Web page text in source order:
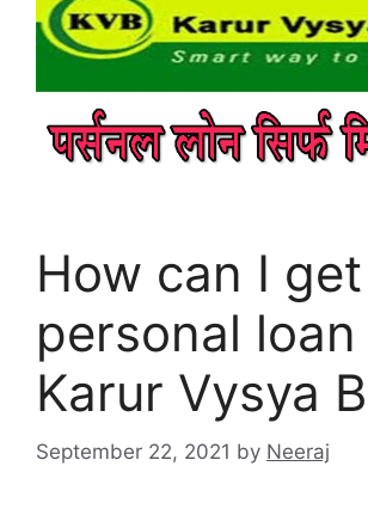
How can I get
personal
Karur Vysya
September 22, 2021 by Neeraj